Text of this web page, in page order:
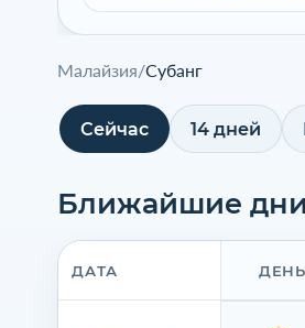
Малайзия/Субанг
Сейчас 14 дней
Ближайшие дни
ДАТА ДЕНЬ